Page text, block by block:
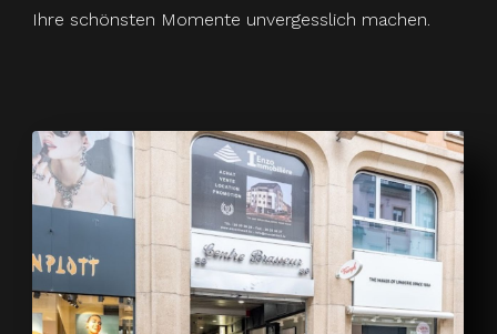
Ihre schönsten Momente unvergesslich machen.